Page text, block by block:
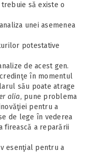
să existe o
unei asemenea
potestative
de acest gen.
în momentul
său poate atrage
alia, pune problema
pentru a
de lege în vederea
firească a reparării
esenţial pentru a